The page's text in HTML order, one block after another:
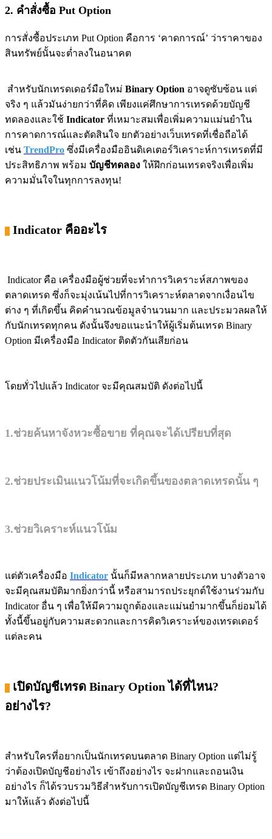
2. คำสั่งซื้อ Put Option
การสั่งซื้อประเภท Put Option คือการ ‘คาดการณ์’ ว่าราคาของ
สินทรัพย์นั้นจะต่ำลงในอนาคต
สำหรับนักเทรดเดอร์มือใหม่ Binary Option อาจดูซับซ้อน แต่
จริง ๆ แล้วมันง่ายกว่าที่คิด เพียงแค่ศึกษาการเทรดด้วยบัญชี
ทดลองและใช้ Indicator ที่เหมาะสมเพื่อเพิ่มความแม่นยำใน
การคาดการณ์และตัดสินใจ ยกตัวอย่างเว็บเทรดที่เชื่อถือได้
เช่น TrendPro ซึ่งมีเครื่องมืออินดิเคเตอร์วิเคราะห์การเทรดที่มี
ประสิทธิภาพ พร้อม บัญชีทดลอง ให้ฝึกก่อนเทรดจริงเพื่อเพิ่ม
ความมั่นใจในทุกการลงทุน!
Indicator คืออะไร
Indicator คือ เครื่องมือผู้ช่วยที่จะทำการวิเคราะห์สภาพของ
ตลาดเทรด ซึ่งก็จะมุ่งเน้นไปที่การวิเคราะห์ตลาดจากเงื่อนไข
ต่าง ๆ ที่เกิดขึ้น คิดคำนวณข้อมูลจำนวนมาก และประมวลผลให้
กับนักเทรดทุกคน ดังนั้นจึงขอแนะนำให้ผู้เริ่มต้นเทรด Binary
Option มีเครื่องมือ Indicator ติดตัวกันเสียก่อน
โดยทั่วไปแล้ว Indicator จะมีคุณสมบัติ ดังต่อไปนี้
1.ช่วยค้นหาจังหวะซื้อขาย ที่คุณจะได้เปรียบที่สุด
2.ช่วยประเมินแนวโน้มที่จะเกิดขึ้นของตลาดเทรดนั้น ๆ
3.ช่วยวิเคราะห์แนวโน้ม
แต่ตัวเครื่องมือ Indicator นั้นก็มีหลากหลายประเภท บางตัวอาจ
จะมีคุณสมบัติมากยิ่งกว่านี้ หรือสามารถประยุกต์ใช้งานร่วมกับ
Indicator อื่น ๆ เพื่อให้มีความถูกต้องและแม่นยำมากขึ้นก็ย่อมได้
ทั้งนี้ขึ้นอยู่กับความสะดวกและการคิดวิเคราะห์ของเทรดเดอร์
แต่ละคน
เปิดบัญชีเทรด Binary Option ได้ที่ไหน?
อย่างไร?
สำหรับใครที่อยากเป็นนักเทรดบนตลาด Binary Option แต่ไม่รู้
ว่าต้องเปิดบัญชีอย่างไร เข้าถึงอย่างไร จะฝากและถอนเงิน
อย่างไร ก็ได้รวบรวมวิธีสำหรับการเปิดบัญชีเทรด Binary Option
มาให้แล้ว ดังต่อไปนี้